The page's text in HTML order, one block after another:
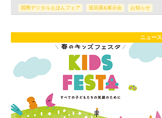
国際デジタルえほんフェア 巡回展&展示会 お知らせ
ニュース